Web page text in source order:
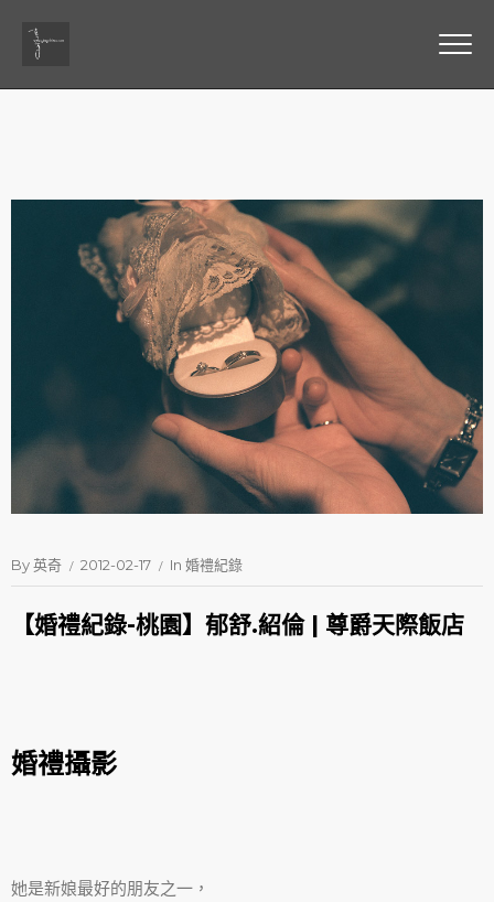
By英奇 2012-02-17 In 婚禮紀錄
【婚禮紀錄-桃園】郁舒.紹倫 | 尊爵天際飯店
婚禮攝影
她是新娘最好的朋友之一，